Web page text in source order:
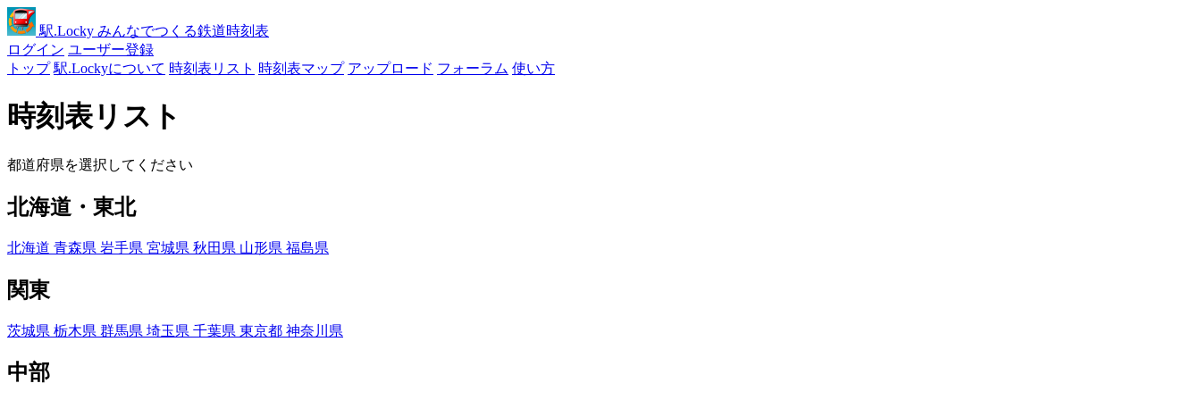
駅.Locky みんなでつくる鉄道時刻表
ログイン ユーザー登録
トップ 駅.Lockyについて 時刻表リスト 時刻表マップ アップロード フォーラム 使い方
時刻表リスト
都道府県を選択してください
北海道・東北
北海道 青森県 岩手県 宮城県 秋田県 山形県 福島県
関東
茨城県 栃木県 群馬県 埼玉県 千葉県 東京都 神奈川県
中部